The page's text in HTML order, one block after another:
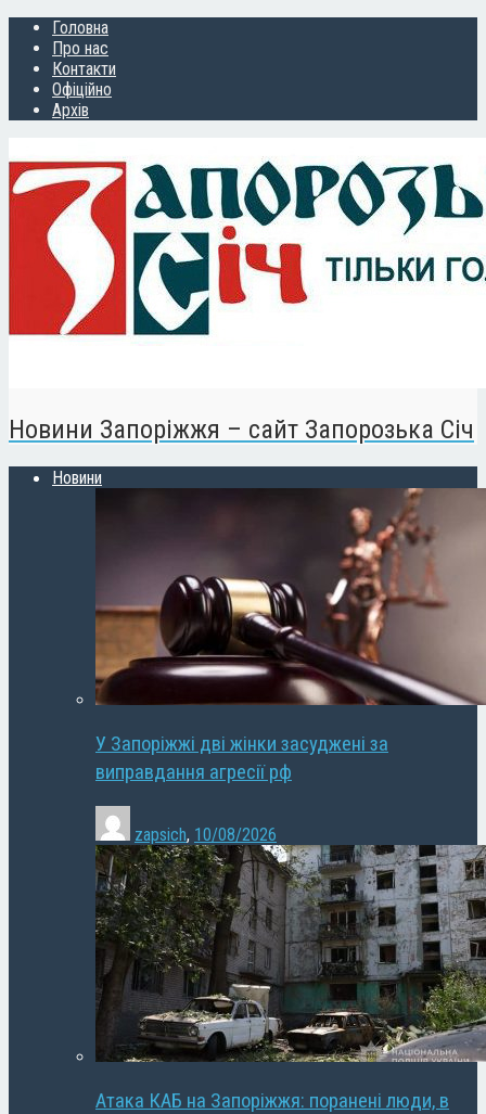
Головна
Про нас
Контакти
Офіційно
Архів
Новини Запоріжжя – сайт Запорозька Січ
Новини
У Запоріжжі дві жінки засуджені за
виправдання агресії рф
zapsich, 10/08/2026
Атака КАБ на Запоріжжя: поранені люди, в